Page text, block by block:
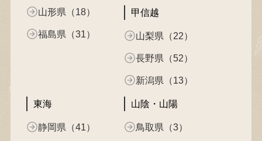
山形県（18）
福島県（31）
甲信越
山梨県（22）
長野県（52）
新潟県（13）
東海
静岡県（41）
山陰・山陽
鳥取県（3）